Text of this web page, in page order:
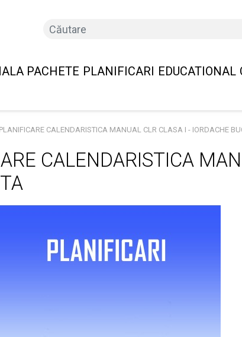
PACHETE PLANIFICARI EDUCATIONAL
PLANIFICARE CALENDARISTICA MANUAL CLR CLASA I - IORDACHE
CALENDARISTICA